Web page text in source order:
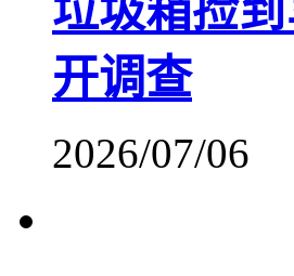
垃圾箱捡
开调查
2026/07/06